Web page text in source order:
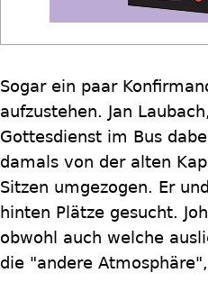
Sogar ein paar
aufzustehen. Jan
Gottesdienst im Bus
damals von der alten
Sitzen umgezogen. Er
hinten Plätze gesucht.
obwohl auch welche
die "andere